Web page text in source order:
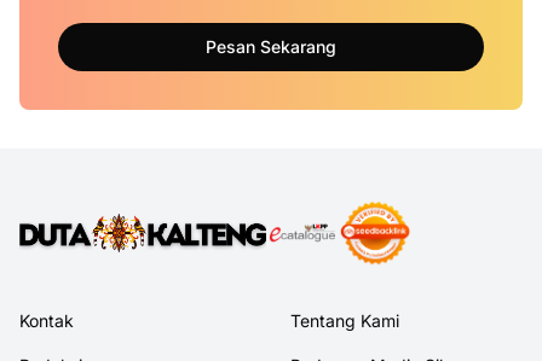
Pesan Sekarang
Kontak Tentang Kami